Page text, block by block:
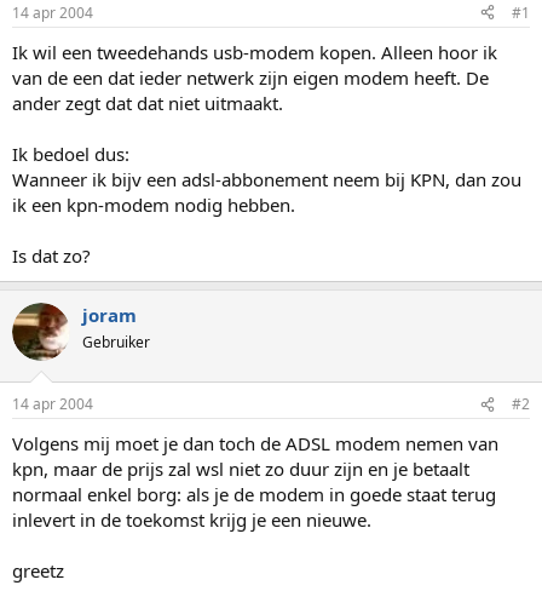
s
t
a
r
t
r
m
14 apr 2004 #1
Ik wil een tweedehands usb-modem kopen. Alleen hoor ik
van de een dat ieder netwerk zijn eigen modem heeft. De
ander zegt dat dat niet uitmaakt.
Ik bedoel dus:
Wanneer ik bijv een adsl-abbonement neem bij KPN, dan zou
ik een kpn-modem nodig hebben.
Is dat zo?
joram
Gebruiker
14 apr 2004 #2
Volgens mij moet je dan toch de ADSL modem nemen van
kpn, maar de prijs zal wsl niet zo duur zijn en je betaalt
normaal enkel borg: als je de modem in goede staat terug
inlevert in de toekomst krijg je een nieuwe.
greetz